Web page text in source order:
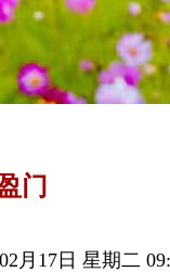
门
月17日 星期二